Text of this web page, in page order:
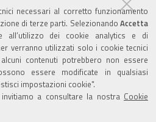
necessari al corretto funzionamento
di terze parti. Selezionando Accetta
all’utilizzo dei cookie analytics e di
verranno utilizzati solo i cookie tecnici
contenuti potrebbero non essere
essere modificate in qualsiasi
impostazioni cookie".
a consultare la nostra Cookie
Valuta questo sito